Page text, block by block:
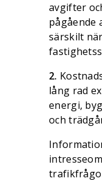
avgifter
pågående
särskilt
2.
lång rad
energi,
och